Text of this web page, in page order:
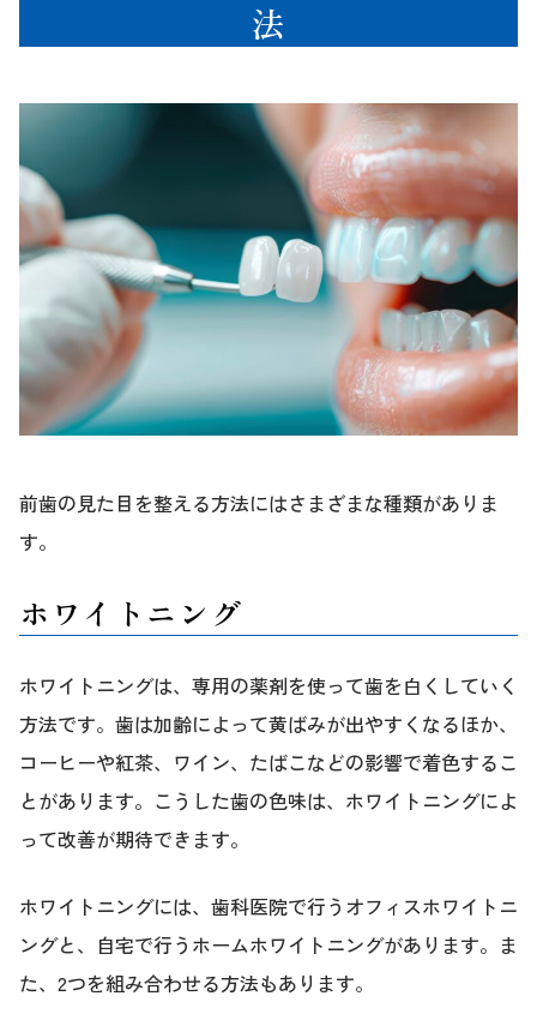
法
前歯の見た目を整える方法にはさまざまな種類がありま
す。
ホワイトニング
ホワイトニングは、専用の薬剤を使って歯を白くしていく
方法です。歯は加齢によって黄ばみが出やすくなるほか、
コーヒーや紅茶、ワイン、たばこなどの影響で着色するこ
とがあります。こうした歯の色味は、ホワイトニングによ
って改善が期待できます。
ホワイトニングには、歯科医院で行うオフィスホワイトニ
ングと、自宅で行うホームホワイトニングがあります。ま
た、2つを組み合わせる方法もあります。